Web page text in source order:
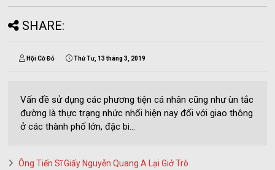
SHARE:
Hội Cờ Đỏ Thứ Tư, 13 tháng 3, 2019
Vấn đề sử dụng các phương tiện cá nhân cũng như ùn tắc
đường là thực trạng nhức nhối hiện nay đối với giao thông
ở các thành phố lớn, đặc bi...
Ông Tiến Sĩ Giấy Nguyễn Quang A Lại Giở Trò